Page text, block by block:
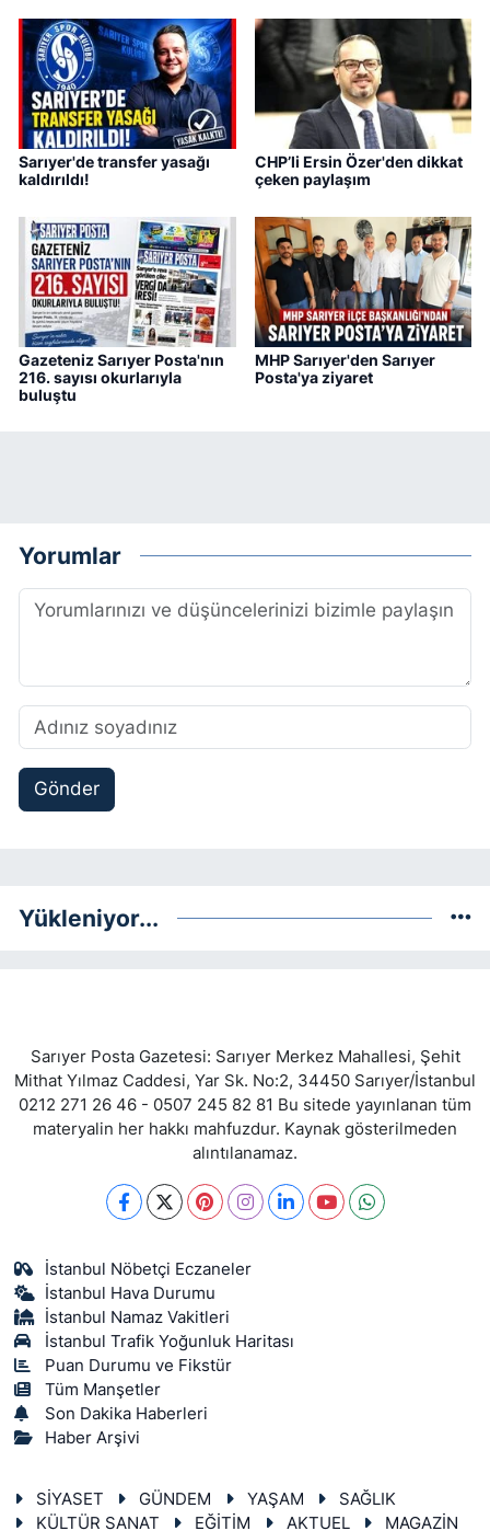
Sarıyer'de transfer yasağı
kaldırıldı!
CHP’li Ersin Özer'den dikkat
çeken paylaşım
Gazeteniz Sarıyer Posta'nın
216. sayısı okurlarıyla
buluştu
MHP Sarıyer'den Sarıyer
Posta'ya ziyaret
Yorumlar
Gönder
Yükleniyor...
Sarıyer Posta Gazetesi: Sarıyer Merkez Mahallesi, Şehit
Mithat Yılmaz Caddesi, Yar Sk. No:2, 34450 Sarıyer/İstanbul
0212 271 26 46 - 0507 245 82 81 Bu sitede yayınlanan tüm
materyalin her hakkı mahfuzdur. Kaynak gösterilmeden
alıntılanamaz.
İstanbul Nöbetçi Eczaneler
İstanbul Hava Durumu
İstanbul Namaz Vakitleri
İstanbul Trafik Yoğunluk Haritası
Puan Durumu ve Fikstür
Tüm Manşetler
Son Dakika Haberleri
Haber Arşivi
SİYASET GÜNDEM YAŞAM
SAĞLIK
KÜLTÜR SANAT
EĞİTİM AKTUEL MAGAZİN